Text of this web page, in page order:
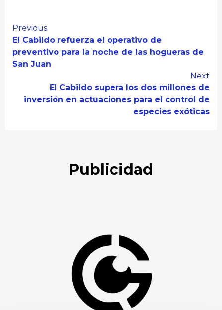
Continue
Reading
Previous
El Cabildo refuerza el operativo de
preventivo para la noche de las hogueras de
San Juan
Next
El Cabildo supera los dos millones de
inversión en actuaciones para el control de
especies exóticas
Publicidad